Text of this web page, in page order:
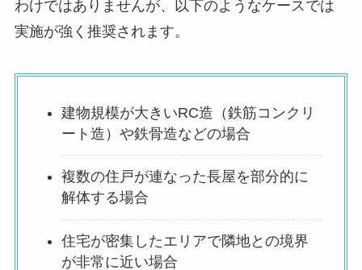
わけではありませんが、以下のようなケースでは
実施が強く推奨されます。
建物規模が大きいRC造（鉄筋コンクリ
ート造）や鉄骨造などの場合
複数の住戸が連なった長屋を部分的に
解体する場合
住宅が密集したエリアで隣地との境界
が非常に近い場合